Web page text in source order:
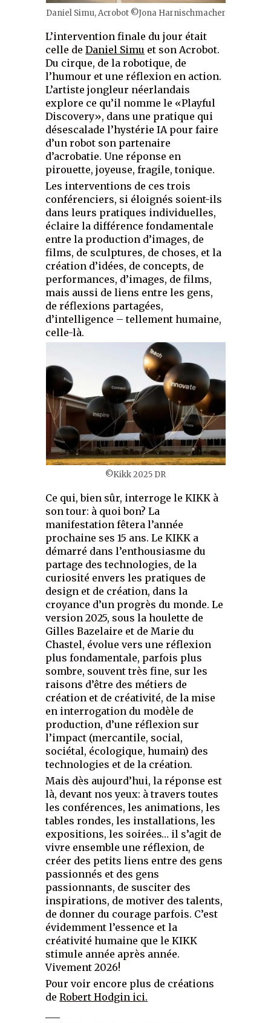
Daniel Simu, Acrobot ©Jona Harnischmacher
L’intervention finale du jour était
celle deDaniel Simu et son Acrobot.
Du cirque, de la robotique, de
l’humour et une réflexion en action.
L’artiste jongleur néerlandais
explore ce qu’il nomme le «Playful
Discovery», dans une pratique qui
désescalade l’hystérie IA pour faire
d’un robot son partenaire
d’acrobatie. Une réponse en
pirouette, joyeuse, fragile, tonique.
Les interventions de ces trois
conférenciers, si éloignés soient-ils
dans leurs pratiques individuelles,
éclaire la différence fondamentale
entre la production d’images, de
films, de sculptures, de choses, et la
création d’idées, de concepts, de
performances, d’images, de films,
mais aussi de liens entre les gens,
de réflexions partagées,
d’intelligence – tellement humaine,
celle-là.
©Kikk 2025 DR
Ce qui, bien sûr, interroge le KIKK à
son tour: à quoi bon? La
manifestation fêtera l’année
prochaine ses 15 ans. Le KIKK a
démarré dans l’enthousiasme du
partage des technologies, de la
curiosité envers les pratiques de
design et de création, dans la
croyance d’un progrès du monde. Le
version 2025, sous la houlette de
Gilles Bazelaire et de Marie du
Chastel, évolue vers une réflexion
plus fondamentale, parfois plus
sombre, souvent très fine, sur les
raisons d’être des métiers de
création et de créativité, de la mise
en interrogation du modèle de
production, d’une réflexion sur
l’impact (mercantile, social,
sociétal, écologique, humain) des
technologies et de la création.
Mais dès aujourd’hui, la réponse est
là, devant nos yeux: à travers toutes
les conférences, les animations, les
tables rondes, les installations, les
expositions, les soirées… il s’agit de
vivre ensemble une réflexion, de
créer des petits liens entre des gens
passionnés et des gens
passionnants, de susciter des
inspirations, de motiver des talents,
de donner du courage parfois. C’est
évidemment l’essence et la
créativité humaine que le KIKK
stimule année après année.
Vivement 2026!
Pour voir encore plus de créations
deRobert Hodgin ici.